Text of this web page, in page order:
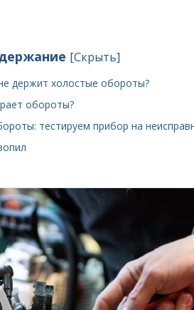
[Скрыть]
держит холостые обороты?
обороты?
тестируем прибор на